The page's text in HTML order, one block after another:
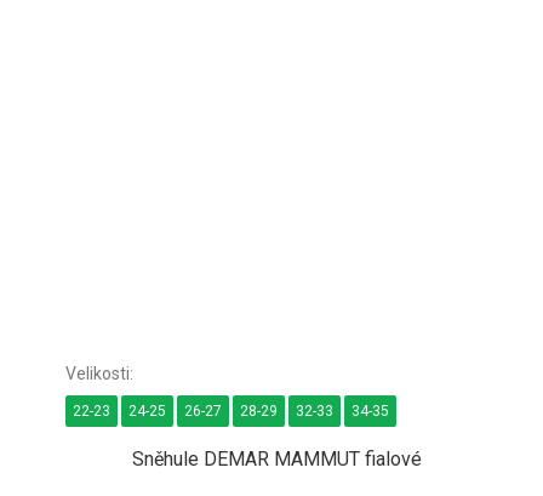
Sněhule DEMAR MAMMUT fialové
22-23 24-25 26-27 28-29 32-33 34-35